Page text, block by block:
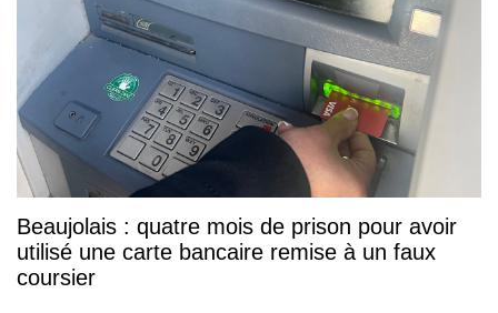
Beaujolais : quatre mois de prison pour avoir
utilisé une carte bancaire remise à un faux
coursier